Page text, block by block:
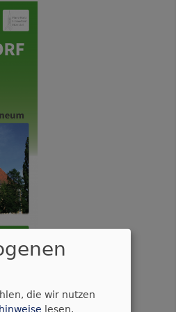
die wir nutzen
lesen.